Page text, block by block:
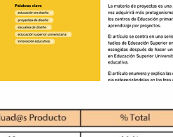
La identidad de una
Catalunya